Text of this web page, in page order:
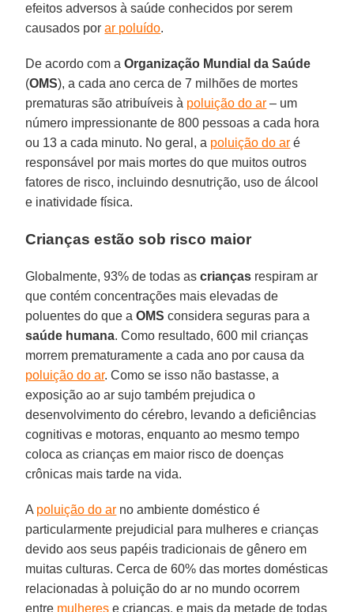
efeitos adversos à saúde conhecidos por serem
causados ​​porar poluído.
De acordo com aOrganização Mundial da Saúde
(OMS), a cada ano cerca de 7 milhões de mortes
prematuras são atribuíveis à poluição do ar – um
número impressionante de 800 pessoas a cada hora
ou 13 a cada minuto. No geral, a poluição do ar é
responsável por mais mortes do que muitos outros
fatores de risco, incluindo desnutrição, uso de álcool
e inatividade física.
Crianças estão sob risco maior
Globalmente, 93% de todas ascrianças respiram ar
que contém concentrações mais elevadas de
poluentes do que aOMS considera seguras para a
saúde humana. Como resultado, 600 mil crianças
morrem prematuramente a cada ano por causa da
poluição do ar. Como se isso não bastasse, a
exposição ao ar sujo também prejudica o
desenvolvimento do cérebro, levando a deficiências
cognitivas e motoras, enquanto ao mesmo tempo
coloca as crianças em maior risco de doenças
crônicas mais tarde na vida.
A poluição do ar no ambiente doméstico é
particularmente prejudicial para mulheres e crianças
devido aos seus papéis tradicionais de gênero em
muitas culturas. Cerca de 60% das mortes domésticas
relacionadas à poluição do ar no mundo ocorrem
entre mulheres e crianças, e mais da metade de todas